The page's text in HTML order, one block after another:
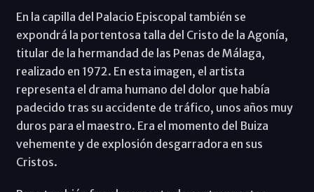
En la capilla del Palacio Episcopal también se
expondrá la portentosa talla del Cristo de la Agonía,
titular de la hermandad de las Penas de Málaga,
realizado en 1972. En esta imagen, el artista
representa el drama humano del dolor que había
padecido tras su accidente de tráfico, unos años muy
duros para el maestro. Era el momento del Buiza
vehemente y de explosión desgarradora en sus
Cristos.